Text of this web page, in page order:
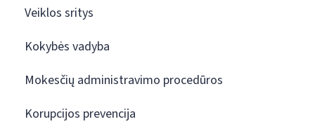
Veiklos sritys
Kokybės vadyba
Mokesčių administravimo procedūros
Korupcijos prevencija